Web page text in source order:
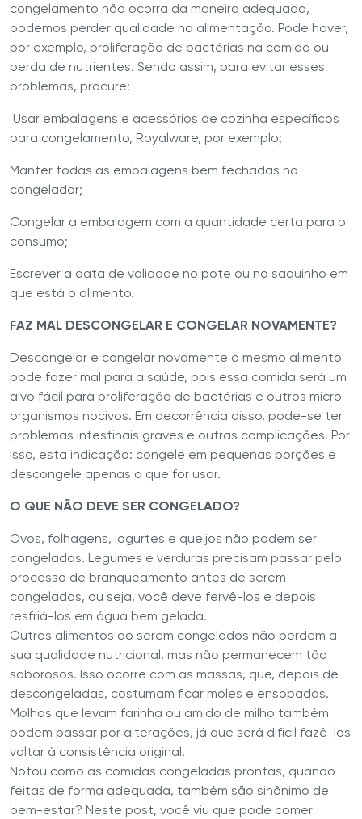
congelamento não ocorra da maneira adequada,
podemos perder qualidade na alimentação. Pode haver,
por exemplo, proliferação de bactérias na comida ou
perda de nutrientes. Sendo assim, para evitar esses
problemas, procure:
Usar embalagens e acessórios de cozinha específicos
para congelamento, Royalware, por exemplo;
Manter todas as embalagens bem fechadas no
congelador;
Congelar a embalagem com a quantidade certa para o
consumo;
Escrever a data de validade no pote ou no saquinho em
que está o alimento.
FAZ MAL DESCONGELAR E CONGELAR NOVAMENTE?
Descongelar e congelar novamente o mesmo alimento
pode fazer mal para a saúde, pois essa comida será um
alvo fácil para proliferação de bactérias e outros micro-
organismos nocivos. Em decorrência disso, pode-se ter
problemas intestinais graves e outras complicações. Por
isso, esta indicação: congele em pequenas porções e
descongele apenas o que for usar.
O QUE NÃO DEVE SER CONGELADO?
Ovos, folhagens, iogurtes e queijos não podem ser
congelados. Legumes e verduras precisam passar pelo
processo de branqueamento antes de serem
congelados, ou seja, você deve fervê-los e depois
resfriá-los em água bem gelada.
Outros alimentos ao serem congelados não perdem a
sua qualidade nutricional, mas não permanecem tão
saborosos. Isso ocorre com as massas, que, depois de
descongeladas, costumam ficar moles e ensopadas.
Molhos que levam farinha ou amido de milho também
podem passar por alterações, já que será difícil fazê-los
voltar à consistência original.
Notou como as comidas congeladas prontas, quando
feitas de forma adequada, também são sinônimo de
bem-estar? Neste post, você viu que pode comer